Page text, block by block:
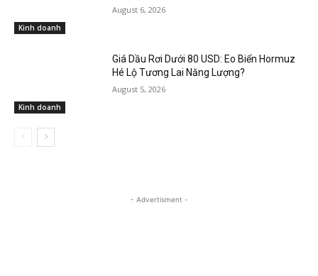
Kinh doanh
August 6, 2026
Kinh doanh
Giá Dầu Rơi Dưới 80 USD: Eo Biển Hormuz
Hé Lộ Tương Lai Năng Lượng?
August 5, 2026
- Advertisment -